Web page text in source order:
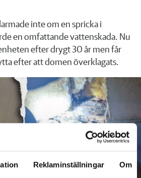
Reklaminställningar Om
inte om en spricka i
en omfattande vattenskada. Nu
efter drygt 30 år men får
efter att domen överklagats.